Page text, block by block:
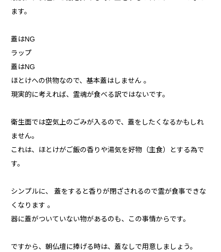
ます。
蓋はNG
ラップ
蓋はNG
ほとけへの供物なので、基本蓋はしません 。
現実的に考えれば、霊魂が食べる訳ではないです。
衛生面では空気上のごみが入るので、蓋をしたくなるかもしれ
ません。
これは、ほとけがご飯の香りや湯気を好物（主食）とする為で
す。
シンプルに、 蓋をすると香りが閉ざされるので霊が食事できな
くなります 。
器に蓋がついていない物があるのも、この事情からです。
ですから、朝仏壇に捧げる時は、蓋なしで用意しましょう。